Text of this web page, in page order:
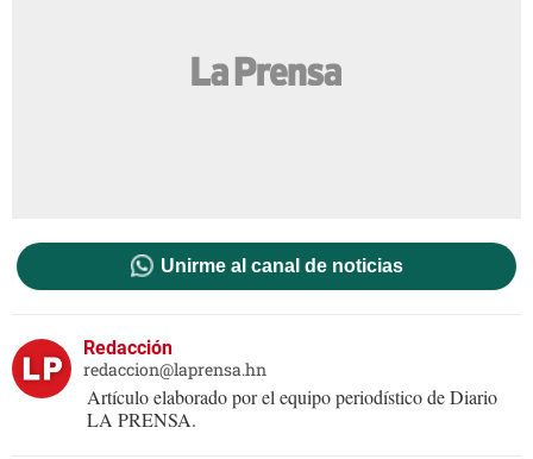
Unirme al canal de noticias
Redacción
redaccion@laprensa.hn
Artículo elaborado por el equipo periodístico de Diario
LA PRENSA.